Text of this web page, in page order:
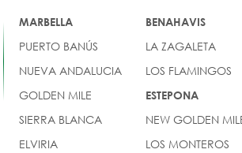
MARBELLA
PUERTO BANÚS
NUEVA ANDALUCIA
GOLDEN MILE
SIERRA BLANCA
ELVIRIA
BENAHAVIS
LA ZAGALETA
LOS FLAMINGOS
ESTEPONA
NEW GOLDEN
LOS MONTEROS